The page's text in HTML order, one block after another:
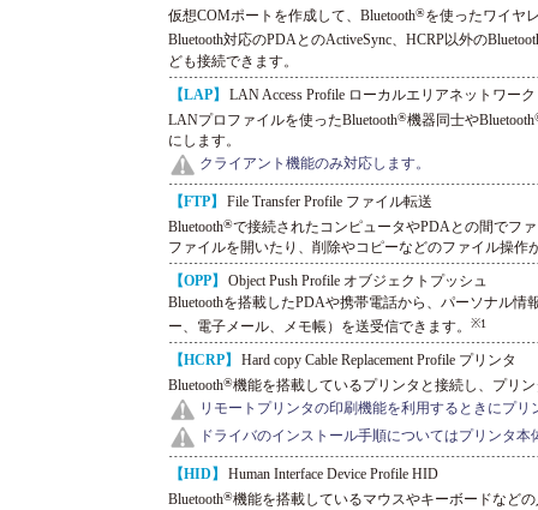
仮想COMポートを作成して、Bluetooth®を使ったワイヤ
Bluetooth対応のPDAとのActiveSync、HCRP以外の
ども接続できます。
【LAP】
LAN Access Profile ローカルエリアネットワー
LANプロファイルを使ったBluetooth®機器同士やBluetooth
にします。
クライアント機能のみ対応します。
【FTP】
File Transfer Profile ファイル転送
Bluetooth®で接続されたコンピュータやPDAとの間でフ
ファイルを開いたり、削除やコピーなどのファイル操作
【OPP】
Object Push Profile オブジェクトプッシュ
Bluetoothを搭載したPDAや携帯電話から、パーソナル
ー、電子メール、メモ帳）を送受信できます。
※1
【HCRP】
Hard copy Cable Replacement Profile プリンタ
Bluetooth®機能を搭載しているプリンタと接続し、プリ
リモートプリンタの印刷機能を利用するときにプ
ドライバのインストール手順についてはプリンタ
【HID】
Human Interface Device Profile HID
Bluetooth®機能を搭載しているマウスやキーボードなど